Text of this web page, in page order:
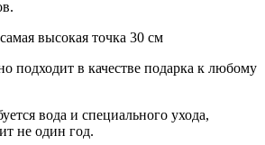
высокая точка 30 см
подходит в качестве подарка к любому
вода и специального ухода,
не один год.